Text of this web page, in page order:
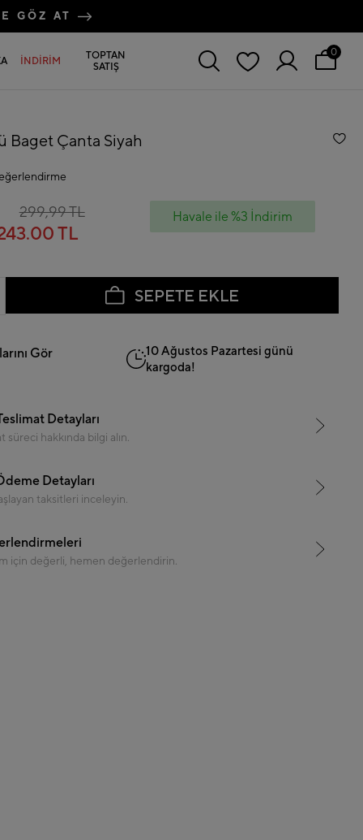
GÖZ AT
İNDİRİM
TOPTAN
SATIŞ
0
Baget Çanta Siyah
299,99 TL
TL
Havale ile %3 İndirim
SEPETE EKLE
Gör
10 Ağustos Pazartesi günü
kargoda!
Detayları
hakkında bilgi alın.
Detayları
taksitleri inceleyin.
için değerli, hemen değerlendirin.